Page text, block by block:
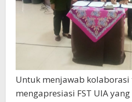
Untuk menjawab kolaborasi
mengapresiasi FST UIA